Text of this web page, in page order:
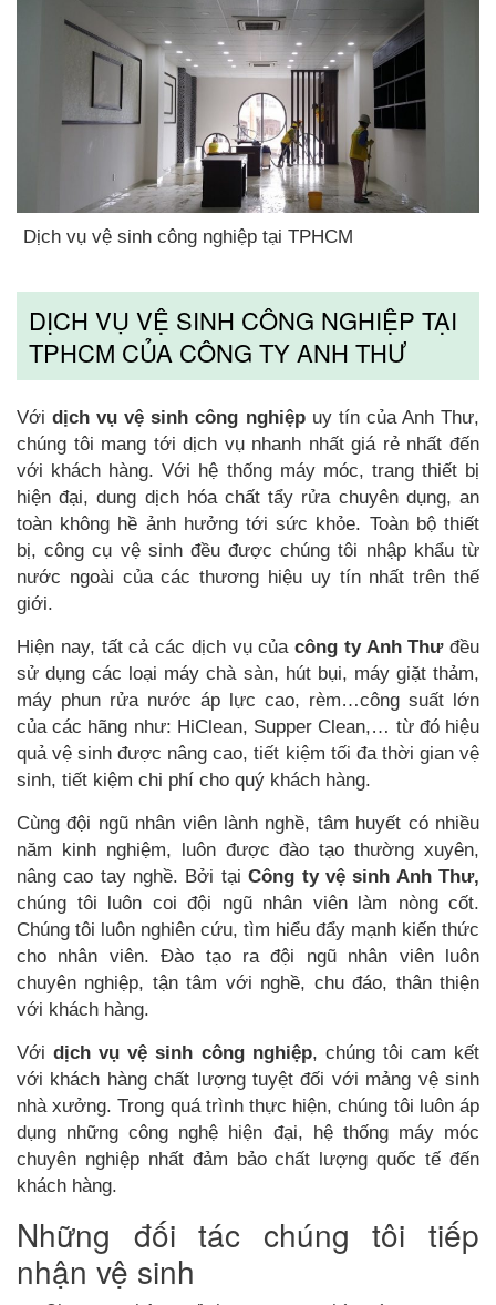
Dịch vụ vệ sinh công nghiệp tại TPHCM
DỊCH VỤ VỆ SINH CÔNG NGHIỆP TẠI
TPHCM CỦA CÔNG TY ANH THƯ
Với dịch vụ vệ sinh công nghiệpuy tín của Anh Thư,
chúng tôi mang tới dịch vụ nhanh nhất giá rẻ nhất đến
với khách hàng. Với hệ thống máy móc, trang thiết bị
hiện đại, dung dịch hóa chất tẩy rửa chuyên dụng, an
toàn không hề ảnh hưởng tới sức khỏe. Toàn bộ thiết
bị, công cụ vệ sinh đều được chúng tôi nhập khẩu từ
nước ngoài của các thương hiệu uy tín nhất trên thế
giới.
Hiện nay, tất cả các dịch vụ của công ty Anh Thưđều
sử dụng các loại máy chà sàn, hút bụi, máy giặt thảm,
máy phun rửa nước áp lực cao, rèm…công suất lớn
của các hãng như: HiClean, Supper Clean,… từ đó hiệu
quả vệ sinh được nâng cao, tiết kiệm tối đa thời gian vệ
sinh, tiết kiệm chi phí cho quý khách hàng.
Cùng đội ngũ nhân viên lành nghề, tâm huyết có nhiều
năm kinh nghiệm, luôn được đào tạo thường xuyên,
nâng cao tay nghề. Bởi tạiCông ty vệ sinh Anh Thư,
chúng tôi luôn coi đội ngũ nhân viên làm nòng cốt.
Chúng tôi luôn nghiên cứu, tìm hiểu đẩy mạnh kiến thức
cho nhân viên. Đào tạo ra đội ngũ nhân viên luôn
chuyên nghiệp, tận tâm với nghề, chu đáo, thân thiện
với khách hàng.
Vớidịch vụ vệ sinh công nghiệp, chúng tôi cam kết
với khách hàng chất lượng tuyệt đối với mảng vệ sinh
nhà xưởng. Trong quá trình thực hiện, chúng tôi luôn áp
dụng những công nghệ hiện đại, hệ thống máy móc
chuyên nghiệp nhất đảm bảo chất lượng quốc tế đến
khách hàng.
Những đối tác chúng tôi tiếp
nhận vệ sinh